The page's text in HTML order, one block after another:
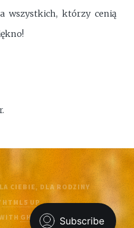
wszystkich, którzy cenią
CIEBIE, DLA RODZINY
HTML5 UP
GHOST